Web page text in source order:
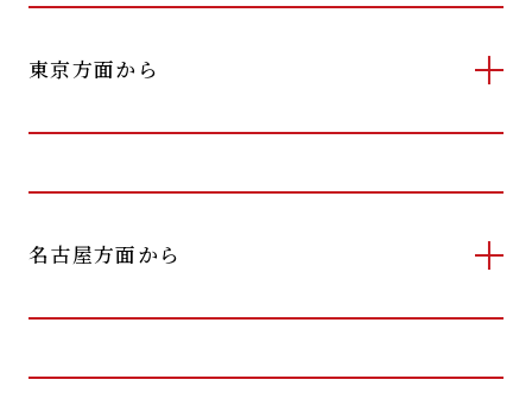
東京方面から
名古屋方面から